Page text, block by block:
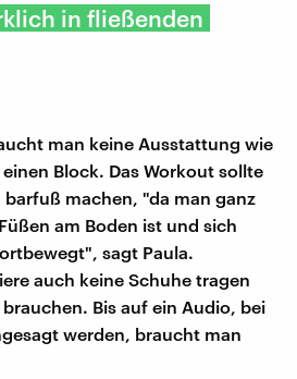
in fließenden
man keine Ausstattung wie
Block. Das Workout sollte
machen, "da man ganz
am Boden ist und sich
sagt Paula.
auch keine Schuhe tragen
Bis auf ein Audio, bei
werden, braucht man